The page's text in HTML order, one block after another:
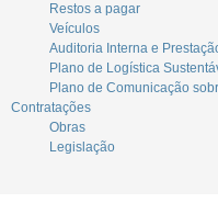
Restos a pagar
Veículos
Auditoria Interna e
Plano de Logística
Plano de Comunicação
Contratações
Obras
Legislação